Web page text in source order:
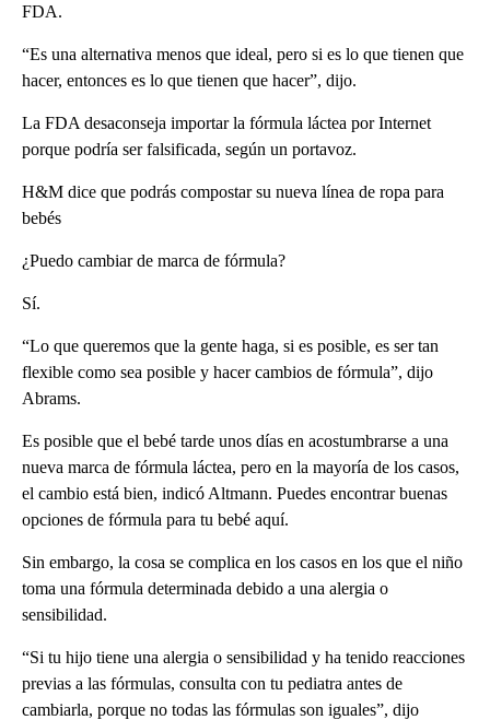
FDA.
“Es una alternativa menos que ideal, pero si es lo que tienen que
hacer, entonces es lo que tienen que hacer”, dijo.
La FDA desaconseja importar la fórmula láctea por Internet
porque podría ser falsificada, según un portavoz.
H&M dice que podrás compostar su nueva línea de ropa para
bebés
¿Puedo cambiar de marca de fórmula?
Sí.
“Lo que queremos que la gente haga, si es posible, es ser tan
flexible como sea posible y hacer cambios de fórmula”, dijo
Abrams.
Es posible que el bebé tarde unos días en acostumbrarse a una
nueva marca de fórmula láctea, pero en la mayoría de los casos,
el cambio está bien, indicó Altmann. Puedes encontrar buenas
opciones de fórmula para tu bebé aquí.
Sin embargo, la cosa se complica en los casos en los que el niño
toma una fórmula determinada debido a una alergia o
sensibilidad.
“Si tu hijo tiene una alergia o sensibilidad y ha tenido reacciones
previas a las fórmulas, consulta con tu pediatra antes de
cambiarla, porque no todas las fórmulas son iguales”, dijo